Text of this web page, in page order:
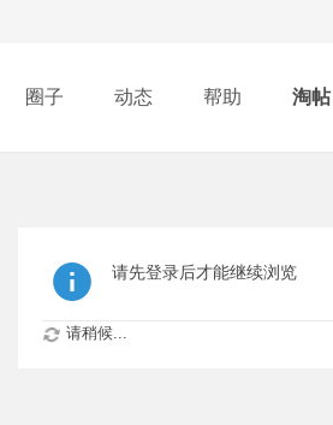
圈子 动态 帮助 淘帖
请先登录后才能继续浏览
请稍候...